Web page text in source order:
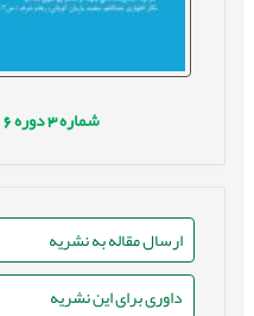
شماره3 دوره16
ارسال مقاله به نشریه
داوری برای این نشریه